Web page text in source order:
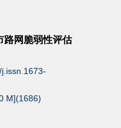
路网脆弱性评估
M](1686)